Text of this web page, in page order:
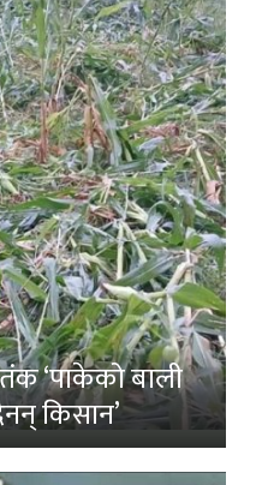
‘पाकेको बाली
किसान’